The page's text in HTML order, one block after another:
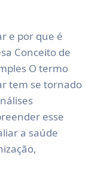
e por que é
Conceito de
O termo
tem se tornado
esse
a saúde